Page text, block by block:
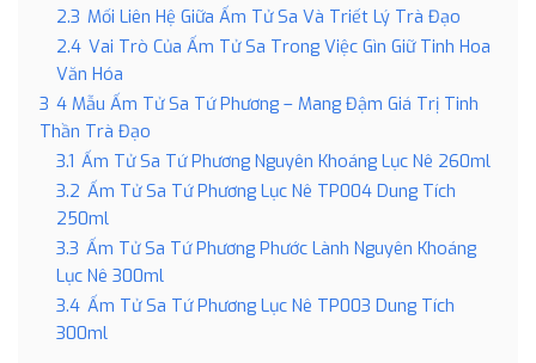
2.3 Mối Liên Hệ Giữa Ấm Tử Sa Và Triết Lý Trà Đạo
2.4 Vai Trò Của Ấm Tử Sa Trong Việc Gìn Giữ Tinh Hoa
Văn Hóa
3 4 Mẫu Ấm Tử Sa Tứ Phương – Mang Đậm Giá Trị Tinh
Thần Trà Đạo
3.1 Ấm Tử Sa Tứ Phương Nguyên Khoáng Lục Nê 260ml
3.2 Ấm Tử Sa Tứ Phương Lục Nê TP004 Dung Tích
250ml
3.3 Ấm Tử Sa Tứ Phương Phước Lành Nguyên Khoáng
Lục Nê 300ml
3.4 Ấm Tử Sa Tứ Phương Lục Nê TP003 Dung Tích
300ml